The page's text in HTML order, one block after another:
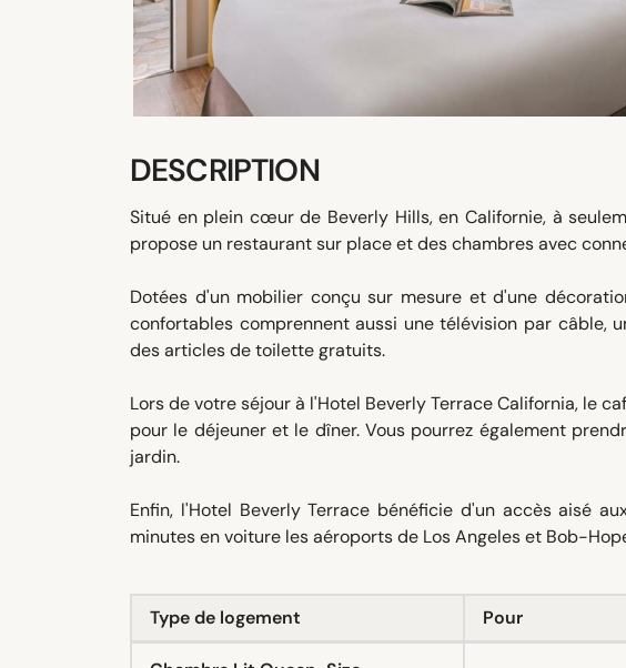
DESCRIPTION
Situé en plein cœur de Beverly Hills, en Californie, à
propose un restaurant sur place et des chambres avec
Dotées d'un mobilier conçu sur mesure et d'une
confortables comprennent aussi une télévision par câble,
des articles de toilette gratuits.
Lors de votre séjour à l'Hotel Beverly Terrace California, le
pour le déjeuner et le dîner. Vous pourrez également
jardin.
Enfin, l'Hotel Beverly Terrace bénéficie d'un accès aisé
minutes en voiture les aéroports de Los Angeles et Bob-
Type de logement Pour